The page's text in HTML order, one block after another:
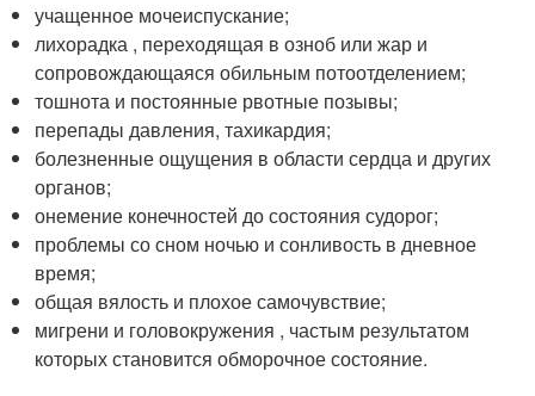
учащенное мочеиспускание;
лихорадка , переходящая в озноб или жар и
сопровождающаяся обильным потоотделением;
тошнота и постоянные рвотные позывы;
перепады давления, тахикардия;
болезненные ощущения в области сердца и других
органов;
онемение конечностей до состояния судорог;
проблемы со сном ночью и сонливость в дневное
время;
общая вялость и плохое самочувствие;
мигрени и головокружения , частым результатом
которых становится обморочное состояние.